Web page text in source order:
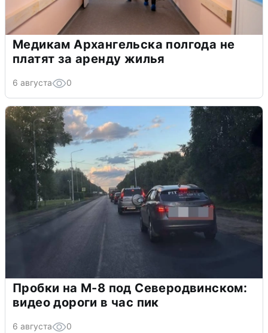
Медикам Архангельска полгода не
платят за аренду жилья
6 августа 0
Пробки на М-8 под Северодвинском:
видео дороги в час пик
6 августа 0